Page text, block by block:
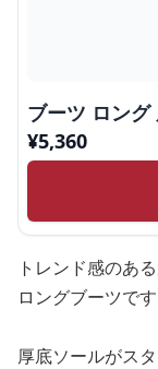
ブーツ ロン
¥5,360
トレンド感のあ
ロングブーツです
厚底ソールがス